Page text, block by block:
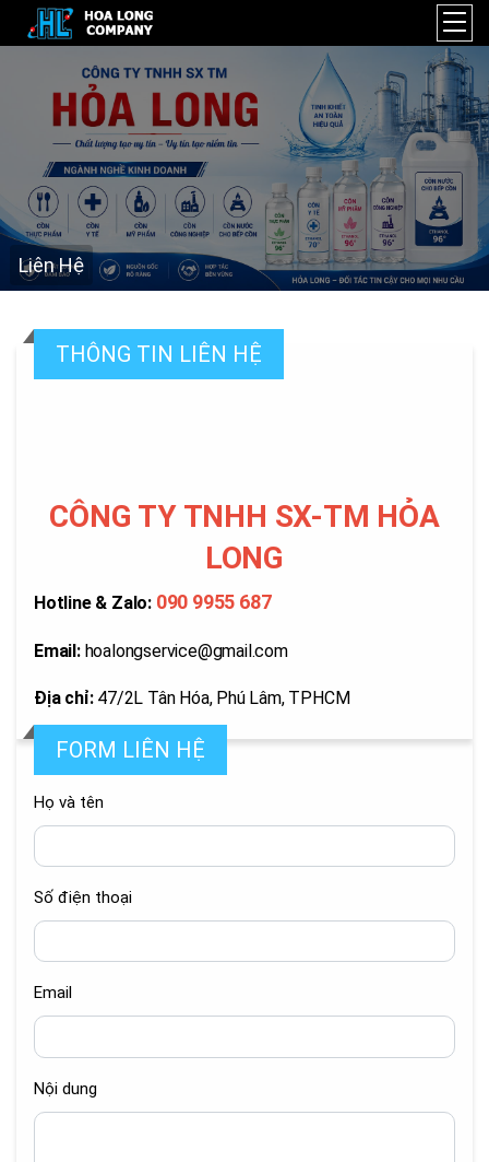
Liên Hệ
THÔNG TIN LIÊN HỆ
CÔNG TY TNHH SX-TM HỎA
LONG
Hotline & Zalo: 090 9955 687
Email: hoalongservice@gmail.com
Địa chỉ:47/2L Tân Hóa, Phú Lâm, TPHCM
FORM LIÊN HỆ
Họ và tên
Số điện thoại
Email
Nội dung